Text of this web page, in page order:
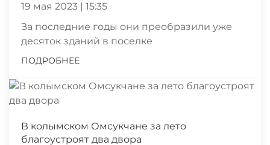
19 мая 2023 | 15:35
За последние годы они преобразили уже
десяток зданий в поселке
ПОДРОБНЕЕ
В колымском Омсукчане за лето
благоустроят два двора